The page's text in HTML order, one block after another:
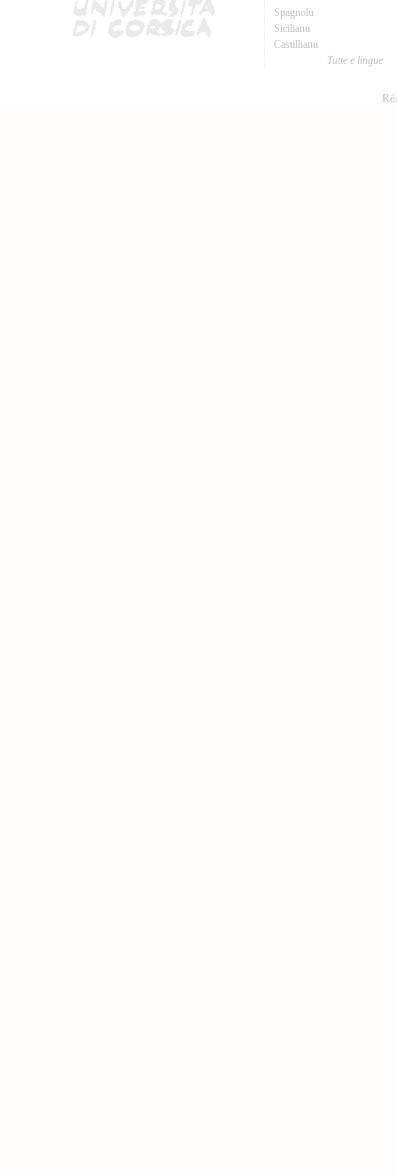
Spagnolu
Sicilianu
Castillianu
Tutte e lingue